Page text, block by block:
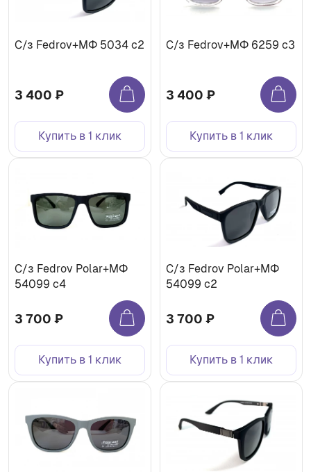
С/з Fedrov+МФ 5034 c2
3 400 ₽
Купить в 1 клик
С/з Fedrov+МФ 6259 c3
3 400 ₽
Купить в 1 клик
C/з Fedrov Polar+МФ
54099 c4
3 700 ₽
Купить в 1 клик
C/з Fedrov Polar+МФ
54099 c2
3 700 ₽
Купить в 1 клик